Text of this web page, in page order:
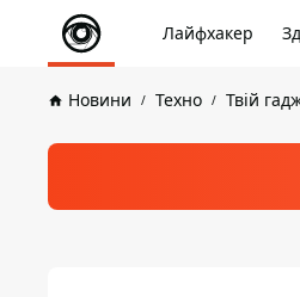
Лайфхакер
Новини Техно Твій